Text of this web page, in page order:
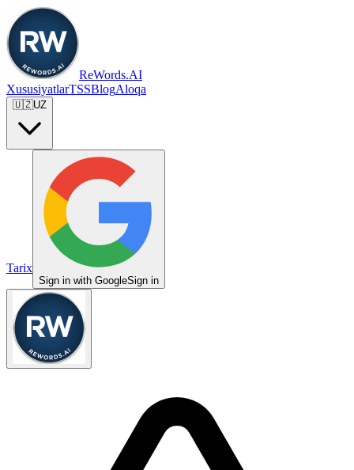
ReWords.AI
XususiyatlarTSSBlogAloqa
🇺🇿UZ
Tarix
Sign in with GoogleSign in